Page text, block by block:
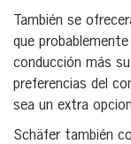
También se
que
conducción más
preferencias del
sea un extra
Schäfer también